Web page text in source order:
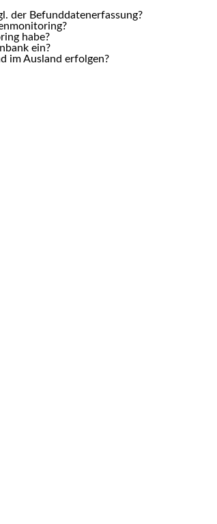
der Befunddatenerfassung?
habe?
ein?
im Ausland erfolgen?